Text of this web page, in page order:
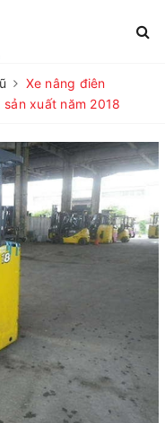
Xe nâng điên
sản xuất năm 2018